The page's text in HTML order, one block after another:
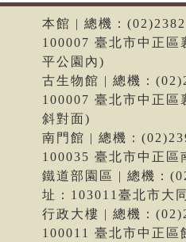
本館 | 總機：
100007 臺北市中正區
平公園內)
古生物館 | 總機：
100007 臺北市中正區
斜對面)
南門館 | 總機：
100035 臺北市中正區
鐵道部園區 | 總機：
址：103011臺北市大
行政大樓 | 總機：
100011 臺北市中正區